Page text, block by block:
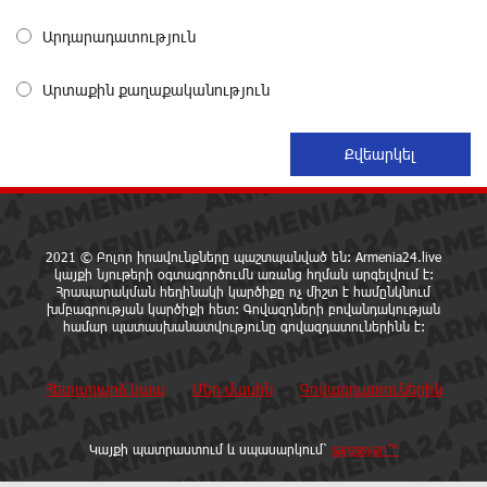
նման խելացի, աշխատասեր և զարգացած մարդու.
Հարցնում են իրար.«ամուսինդ ո՞նց է, քեռիդ ո՞նց
է». Մարուքյանը հիասթափված է նորընտիր
Ոչխարները արևային էլեկտրակայանի մոտ, և դա
փոխում է պատկերացումները էներգիայի
Արդարադատություն
Արտաքին քաղաքականություն
2021 © Բոլոր իրավունքները պաշտպանված են: Armenia24.live
կայքի նյութերի օգտագործումն առանց հղման արգելվում է:
Հրապարակման հեղինակի կարծիքը ոչ միշտ է համընկնում
խմբագրության կարծիքի հետ: Գովազդների բովանդակության
համար պատասխանատվությունը գովազդատուներինն է:
Հետադարձ կապ Մեր մասին Գովազդատուներին
Կայքի պատրաստում և սպասարկում՝ sargssyan™